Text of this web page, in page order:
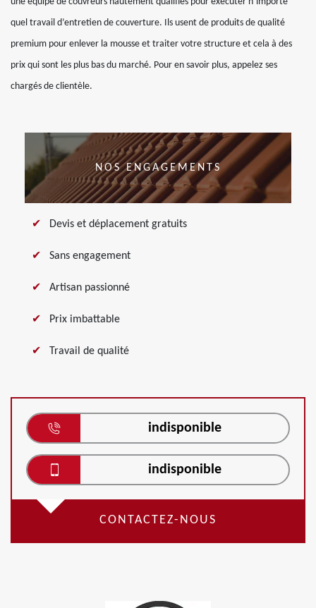
quel travail d’entretien de couverture. Ils usent de produits de qualité
premium pour enlever la mousse et traiter votre structure et cela à des
prix qui sont les plus bas du marché. Pour en savoir plus, appelez ses
chargés de clientèle.
NOS ENGAGEMENTS
Devis et déplacement gratuits
Sans engagement
Artisan passionné
Prix imbattable
Travail de qualité
indisponible
indisponible
CONTACTEZ-NOUS